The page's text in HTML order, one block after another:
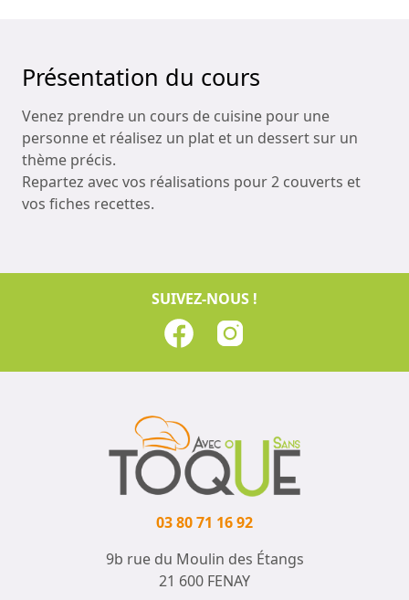
Présentation du cours
Venez prendre un cours de cuisine pour une
personne et réalisez un plat et un dessert sur un
thème précis.
Repartez avec vos réalisations pour 2 couverts et
vos fiches recettes.
SUIVEZ-NOUS !
03 80 71 16 92
9b rue du Moulin des Étangs
21 600 FENAY